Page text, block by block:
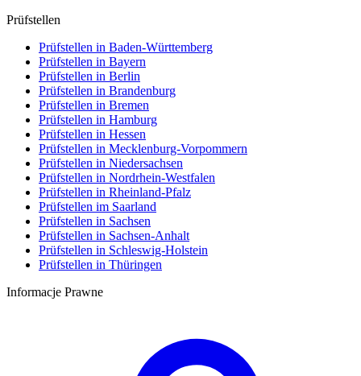
Prüfstellen
Prüfstellen in Baden-Württemberg
Prüfstellen in Bayern
Prüfstellen in Berlin
Prüfstellen in Brandenburg
Prüfstellen in Bremen
Prüfstellen in Hamburg
Prüfstellen in Hessen
Prüfstellen in Mecklenburg-Vorpommern
Prüfstellen in Niedersachsen
Prüfstellen in Nordrhein-Westfalen
Prüfstellen in Rheinland-Pfalz
Prüfstellen im Saarland
Prüfstellen in Sachsen
Prüfstellen in Sachsen-Anhalt
Prüfstellen in Schleswig-Holstein
Prüfstellen in Thüringen
Informacje Prawne